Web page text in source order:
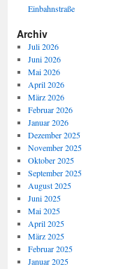
Einbahnstraße
Archiv
Juli 2026
Juni 2026
Mai 2026
April 2026
März 2026
Februar 2026
Januar 2026
Dezember 2025
November 2025
Oktober 2025
September 2025
August 2025
Juni 2025
Mai 2025
April 2025
März 2025
Februar 2025
Januar 2025